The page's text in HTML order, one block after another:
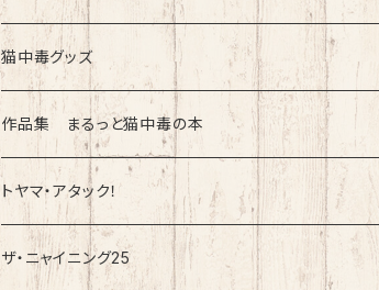
猫中毒グッズ
ラバーバンド（ブレスレット・リストバンド）
作品集 まるっと猫中毒の本
トヤマ・アタック！
ザ・ニャイニング25